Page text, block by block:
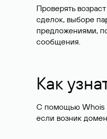
Проверять
сделок, выборе
предложениями,
сообщения.
Как
С помощью Whois
если возник